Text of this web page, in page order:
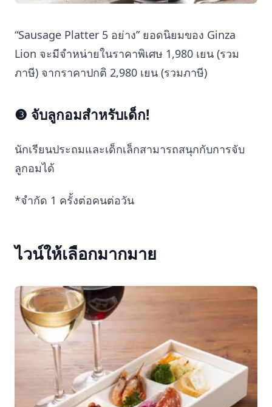
“Sausage Platter 5 อย่าง” ยอดนิยมของ Ginza
Lion จะมีจำหน่ายในราคาพิเศษ 1,980 เยน (รวม
ภาษี) จากราคาปกติ 2,980 เยน (รวมภาษี)
❸ จับลูกอมสำหรับเด็ก!
นักเรียนประถมและเด็กเล็กสามารถสนุกกับการจับ
ลูกอมได้
*จำกัด 1 ครั้งต่อคนต่อวัน
ไวน์ให้เลือกมากมาย